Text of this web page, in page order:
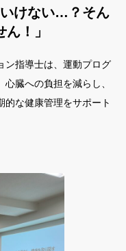
いけない…？そん
！」
ン指導士は、運動プログ
臓への負担を減らし、
的な健康管理をサポート